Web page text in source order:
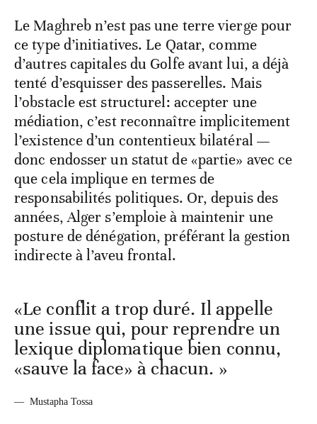
Le Maghreb n’est pas une terre vierge pour
ce type d’initiatives. Le Qatar, comme
d’autres capitales du Golfe avant lui, a déjà
tenté d’esquisser des passerelles. Mais
l’obstacle est structurel: accepter une
médiation, c’est reconnaître implicitement
l’existence d’un contentieux bilatéral —
donc endosser un statut de «partie» avec ce
que cela implique en termes de
responsabilités politiques. Or, depuis des
années, Alger s’emploie à maintenir une
posture de dénégation, préférant la gestion
indirecte à l’aveu frontal.
«Le conflit a trop duré. Il appelle
une issue qui, pour reprendre un
lexique diplomatique bien connu,
«sauve la face» à chacun. »
— Mustapha Tossa